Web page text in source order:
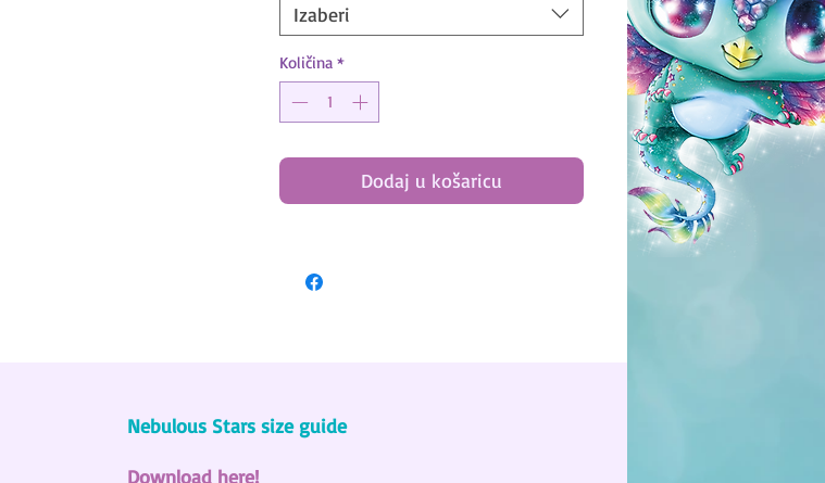
Nebulous Stars Size Guide
Download here!
Izaberi
Količina *
Dodaj u košaricu
Nebulous Stars size guide
Download here!